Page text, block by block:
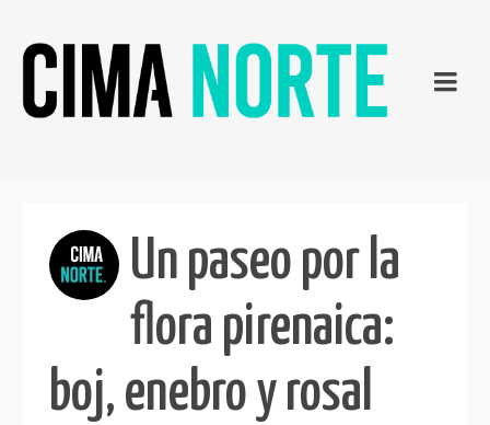
Un paseo por la
flora pirenaica:
boj, enebro y rosal